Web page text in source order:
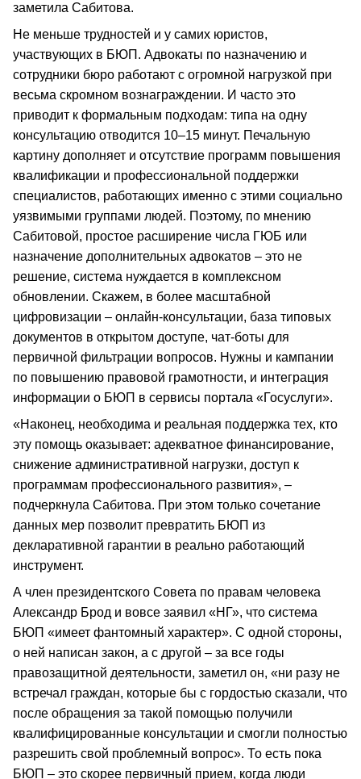
заметила Сабитова.
Не меньше трудностей и у самих юристов,
участвующих в БЮП. Адвокаты по назначению и
сотрудники бюро работают с огромной нагрузкой при
весьма скромном вознаграждении. И часто это
приводит к формальным подходам: типа на одну
консультацию отводится 10–15 минут. Печальную
картину дополняет и отсутствие программ повышения
квалификации и профессиональной поддержки
специалистов, работающих именно с этими социально
уязвимыми группами людей. Поэтому, по мнению
Сабитовой, простое расширение числа ГЮБ или
назначение дополнительных адвокатов – это не
решение, система нуждается в комплексном
обновлении. Скажем, в более масштабной
цифровизации – онлайн-консультации, база типовых
документов в открытом доступе, чат-боты для
первичной фильтрации вопросов. Нужны и кампании
по повышению правовой грамотности, и интеграция
информации о БЮП в сервисы портала «Госуслуги».
«Наконец, необходима и реальная поддержка тех, кто
эту помощь оказывает: адекватное финансирование,
снижение административной нагрузки, доступ к
программам профессионального развития», –
подчеркнула Сабитова. При этом только сочетание
данных мер позволит превратить БЮП из
декларативной гарантии в реально работающий
инструмент.
А член президентского Совета по правам человека
Александр Брод и вовсе заявил «НГ», что система
БЮП «имеет фантомный характер». С одной стороны,
о ней написан закон, а с другой – за все годы
правозащитной деятельности, заметил он, «ни разу не
встречал граждан, которые бы с гордостью сказали, что
после обращения за такой помощью получили
квалифицированные консультации и смогли полностью
разрешить свой проблемный вопрос». То есть пока
БЮП – это скорее первичный прием, когда люди